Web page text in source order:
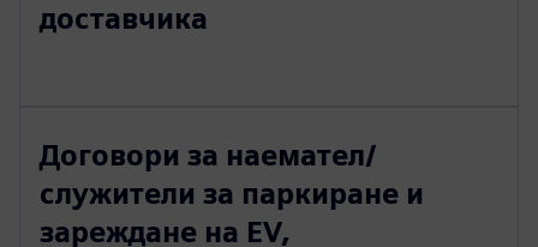
доставчика
Договори за наемател/
служители за паркиране и
зареждане на EV,